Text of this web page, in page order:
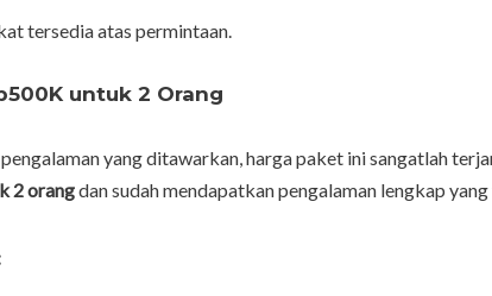
tersedia atas permintaan.
untuk 2 Orang
yang ditawarkan, harga paket ini sangatlah
2 orangdan sudah mendapatkan pengalaman lengkap